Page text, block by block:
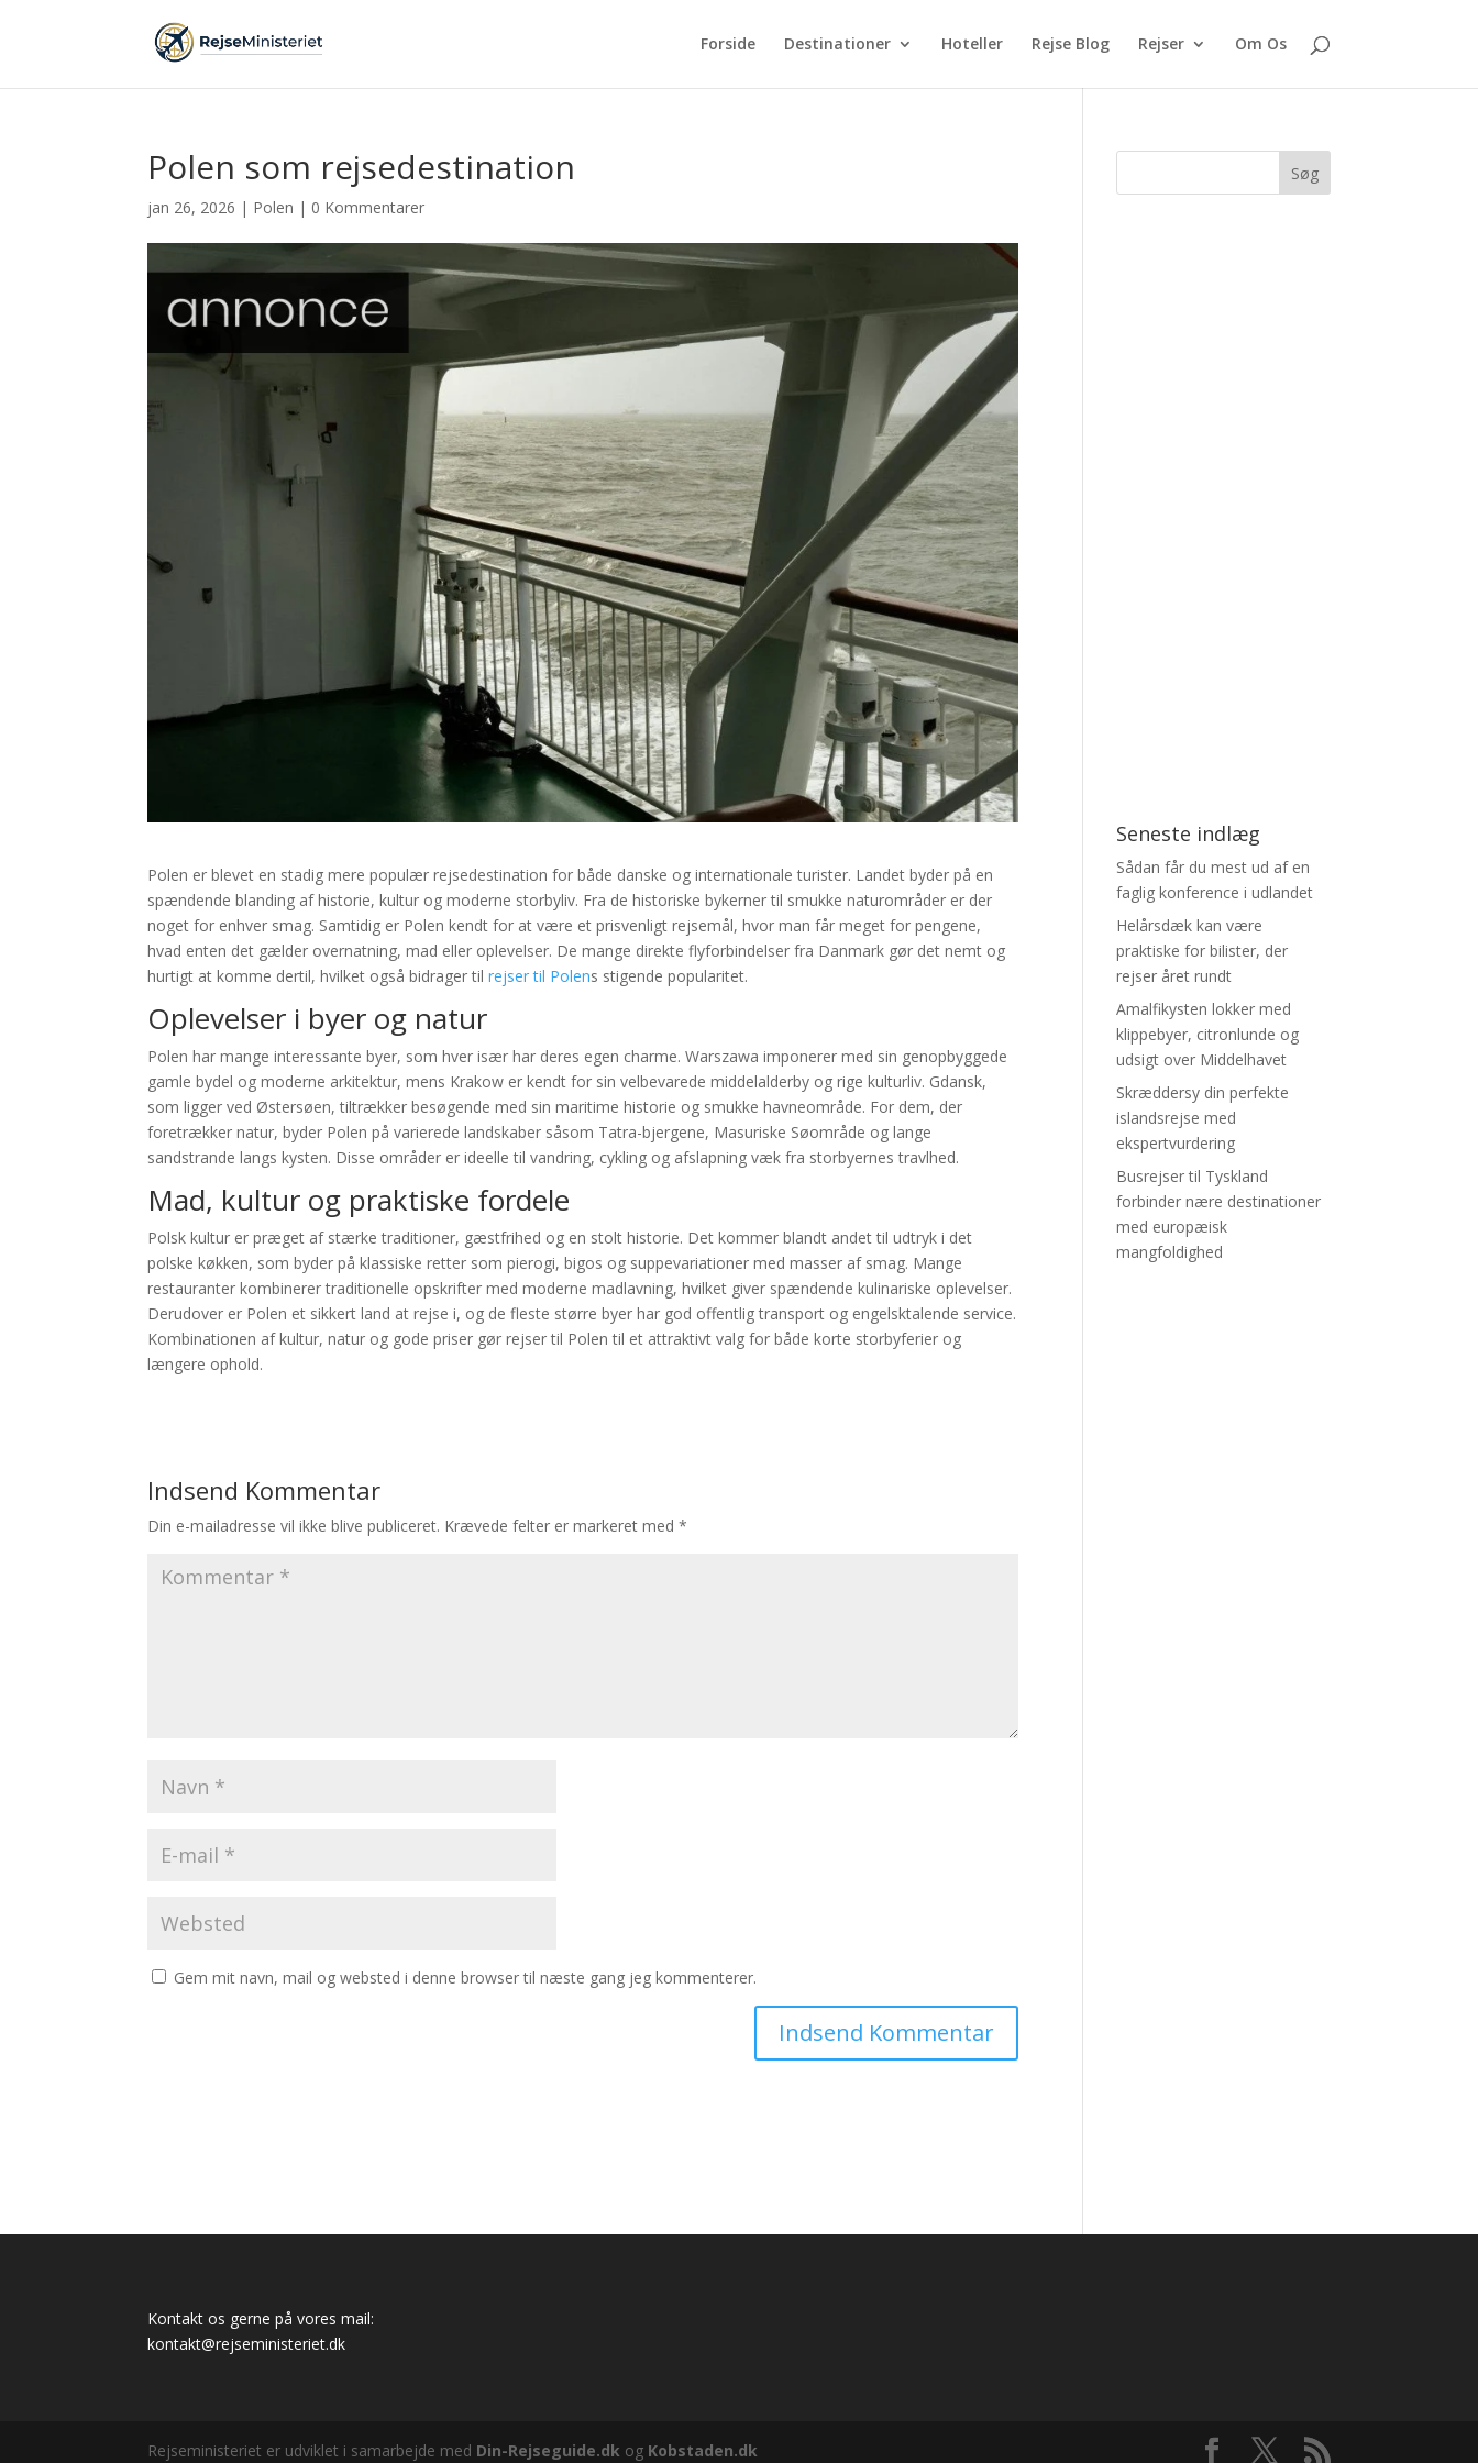
Forside Destinationer Hoteller Rejse Blog Rejser Om Os
Polen som rejsedestination
jan 26, 2026 | Polen | 0 Kommentarer
Polen er blevet en stadig mere populær rejsedestination for både danske og internationale turister. Landet byder på en
spændende blanding af historie, kultur og moderne storbyliv. Fra de historiske bykerner til smukke naturområder er der
noget for enhver smag. Samtidig er Polen kendt for at være et prisvenligt rejsemål, hvor man får meget for pengene,
hvad enten det gælder overnatning, mad eller oplevelser. De mange direkte flyforbindelser fra Danmark gør det nemt og
hurtigt at komme dertil, hvilket også bidrager tilrejser til Polens stigende popularitet.
Oplevelser i byer og natur
Polen har mange interessante byer, som hver især har deres egen charme. Warszawa imponerer med sin genopbyggede
gamle bydel og moderne arkitektur, mens Krakow er kendt for sin velbevarede middelalderby og rige kulturliv. Gdansk,
som ligger ved Østersøen, tiltrækker besøgende med sin maritime historie og smukke havneområde. For dem, der
foretrækker natur, byder Polen på varierede landskaber såsom Tatra-bjergene, Masuriske Søområde og lange
sandstrande langs kysten. Disse områder er ideelle til vandring, cykling og afslapning væk fra storbyernes travlhed.
Mad, kultur og praktiske fordele
Polsk kultur er præget af stærke traditioner, gæstfrihed og en stolt historie. Det kommer blandt andet til udtryk i det
polske køkken, som byder på klassiske retter som pierogi, bigos og suppevariationer med masser af smag. Mange
restauranter kombinerer traditionelle opskrifter med moderne madlavning, hvilket giver spændende kulinariske oplevelser.
Derudover er Polen et sikkert land at rejse i, og de fleste større byer har god offentlig transport og engelsktalende service.
Kombinationen af kultur, natur og gode priser gør rejser til Polen til et attraktivt valg for både korte storbyferier og
længere ophold.
Indsend Kommentar
Din e-mailadresse vil ikke blive publiceret. Krævede felter er markeret med*
Gem mit navn, mail og websted i denne browser til næste gang jeg kommenterer.
Seneste indlæg
Sådan får du mest ud af en
faglig konference i udlandet
Helårsdæk kan være
praktiske for bilister, der
rejser året rundt
Amalfikysten lokker med
klippebyer, citronlunde og
udsigt over Middelhavet
Skræddersy din perfekte
islandsrejse med
ekspertvurdering
Busrejser til Tyskland
forbinder nære destinationer
med europæisk
mangfoldighed
Kontakt os gerne på vores mail:
kontakt@rejseministeriet.dk
Rejseministeriet er udviklet i samarbejde med Din-Rejseguide.dk og Kobstaden.dk